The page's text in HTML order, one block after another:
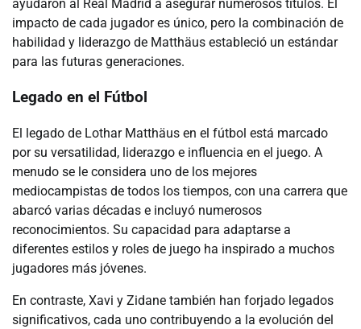
ayudaron al Real Madrid a asegurar numerosos títulos. El
impacto de cada jugador es único, pero la combinación de
habilidad y liderazgo de Matthäus estableció un estándar
para las futuras generaciones.
Legado en el Fútbol
El legado de Lothar Matthäus en el fútbol está marcado
por su versatilidad, liderazgo e influencia en el juego. A
menudo se le considera uno de los mejores
mediocampistas de todos los tiempos, con una carrera que
abarcó varias décadas e incluyó numerosos
reconocimientos. Su capacidad para adaptarse a
diferentes estilos y roles de juego ha inspirado a muchos
jugadores más jóvenes.
En contraste, Xavi y Zidane también han forjado legados
significativos, cada uno contribuyendo a la evolución del